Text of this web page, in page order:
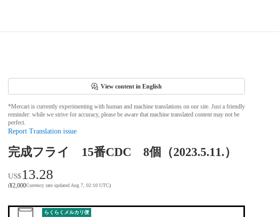
View content in English
*Mercari is currently experimenting with human and machine translations on our site. Just a friendly
reminder: while we strive for accuracy, please be aware that machine translated content may not be
perfect.
Report Translation issue
完成フライ 15番CDC 8個（2023.5.11.）
US$13.28
(¥2,000Currency rate updated Aug 7, 02:10 UTC)
らくらくメルカリ便